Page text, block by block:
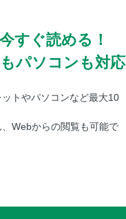
すぐ読める！
パソコンも対応
トやパソコンなど最大10
Webからの閲覧も可能で